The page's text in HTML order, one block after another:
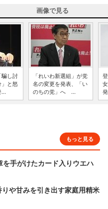
画像で見る
騙し討
」と怒
...
「れいわ新選組」が党
名の変更を発表、「い
のちの党」へ ...
もっと見る
手がけたカード入りウエハ
や甘みを引き出す家庭用精米